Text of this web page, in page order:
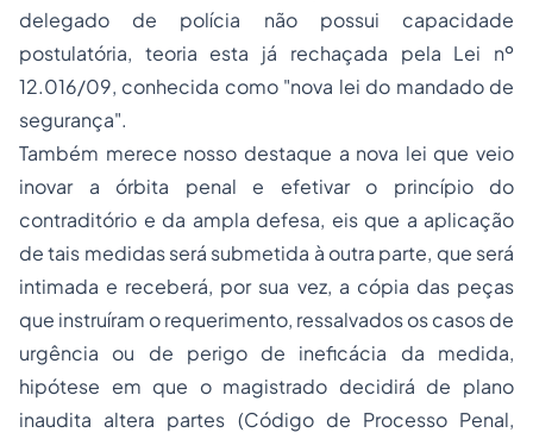
delegado de polícia não possui capacidade
postulatória, teoria esta já rechaçada pela Lei nº
12.016/09, conhecida como "nova lei do mandado de
segurança".
Também merece nosso destaque a nova lei que veio
inovar a órbita penal e efetivar o princípio do
contraditório e da ampla defesa, eis que a aplicação
de tais medidas será submetida à outra parte, que será
intimada e receberá, por sua vez, a cópia das peças
que instruíram o requerimento, ressalvados os casos de
urgência ou de perigo de ineficácia da medida,
hipótese em que o magistrado decidirá de plano
inaudita altera partes (Código de Processo Penal,